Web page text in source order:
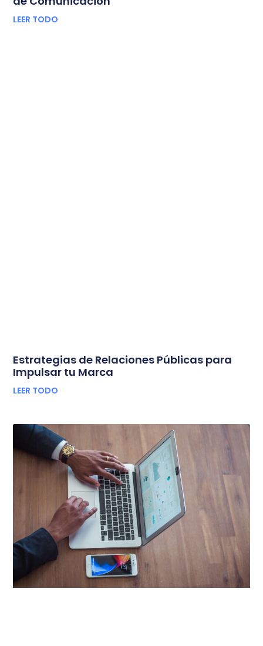
LEER TODO
Estrategias de Relaciones Públicas para
Impulsar tu Marca
LEER TODO